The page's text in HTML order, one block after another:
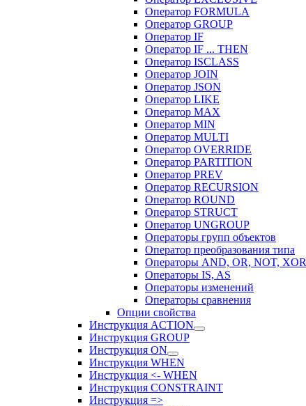
Оператор FORMULA
Оператор GROUP
Оператор IF
Оператор IF ... THEN
Оператор ISCLASS
Оператор JOIN
Оператор JSON
Оператор LIKE
Оператор MAX
Оператор MIN
Оператор MULTI
Оператор OVERRIDE
Оператор PARTITION
Оператор PREV
Оператор RECURSION
Оператор ROUND
Оператор STRUCT
Оператор UNGROUP
Операторы групп объектов
Оператор преобразования типа
Операторы AND, OR, NOT, XOR
Операторы IS, AS
Операторы изменений
Операторы сравнения
Опции свойства
Инструкция ACTION
Инструкция GROUP
Инструкция ON
Инструкция WHEN
Инструкция <- WHEN
Инструкция CONSTRAINT
Инструкция =>